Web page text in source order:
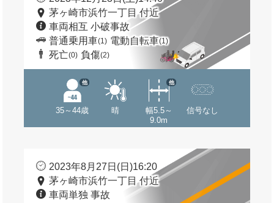
茅ヶ崎市浜竹一丁目 付近
車両相互 小破事故
普通乗用車(1) 電動自転車(1)
死亡(0) 負傷(2)
35～44歳
他
晴
幅5.5～
9.0m
他
信号なし
2023年8月27日(日)16:20
茅ヶ崎市浜竹一丁目 付近
車両単独 事故